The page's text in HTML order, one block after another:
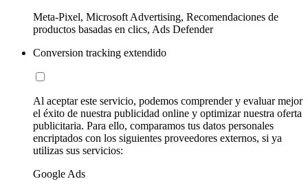
Meta-Pixel, Microsoft Advertising, Recomendaciones de
productos basadas en clics, Ads Defender
Conversion tracking extendido
Al aceptar este servicio, podemos comprender y evaluar mejor
el éxito de nuestra publicidad online y optimizar nuestra oferta
publicitaria. Para ello, comparamos tus datos personales
encriptados con los siguientes proveedores externos, si ya
utilizas sus servicios:
Google Ads